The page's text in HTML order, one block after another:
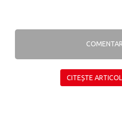
CITEȘTE